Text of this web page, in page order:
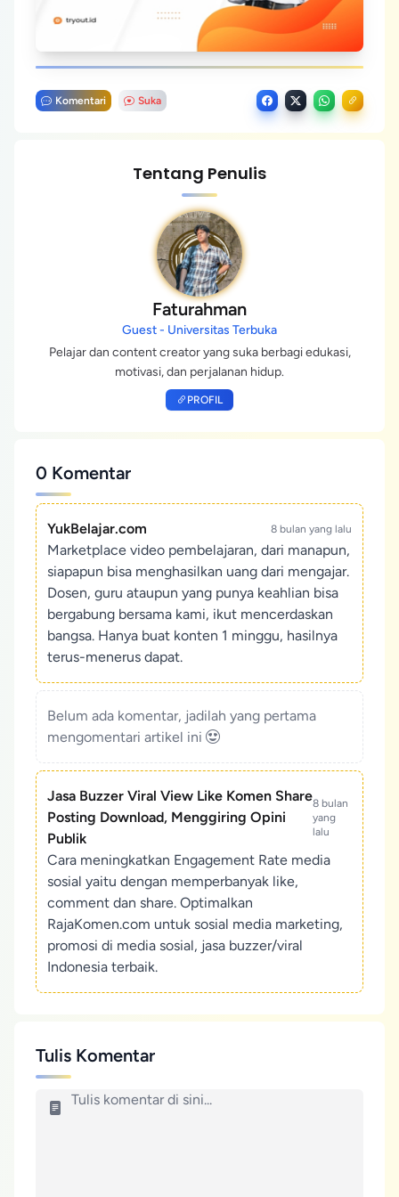
Komentari Suka
Tentang Penulis
Faturahman
Guest - Universitas Terbuka
Pelajar dan content creator yang suka berbagi edukasi,
motivasi, dan perjalanan hidup.
PROFIL
0 Komentar
YukBelajar.com 8 bulan yang lalu
Marketplace video pembelajaran, dari manapun,
siapapun bisa menghasilkan uang dari mengajar.
Dosen, guru ataupun yang punya keahlian bisa
bergabung bersama kami, ikut mencerdaskan
bangsa. Hanya buat konten 1 minggu, hasilnya
terus-menerus dapat.
Belum ada komentar, jadilah yang pertama
mengomentari artikel ini
Jasa Buzzer Viral View Like Komen Share
Posting Download, Menggiring Opini
Publik
8 bulan
yang
lalu
Cara meningkatkan Engagement Rate media
sosial yaitu dengan memperbanyak like,
comment dan share. Optimalkan
RajaKomen.com untuk sosial media marketing,
promosi di media sosial, jasa buzzer/viral
Indonesia terbaik.
Tulis Komentar